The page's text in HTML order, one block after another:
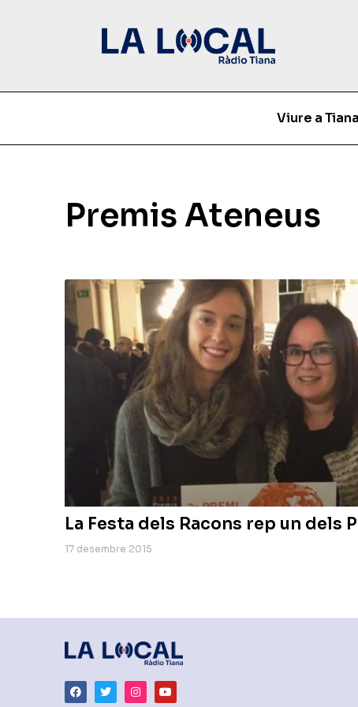
Viure a Tiana
Premis Ateneus
La Festa dels Racons rep un dels
17 desembre 2015